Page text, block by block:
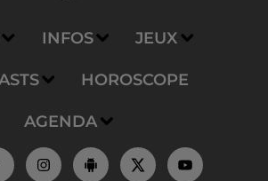
INFOS JEUX
HOROSCOPE
AGENDA